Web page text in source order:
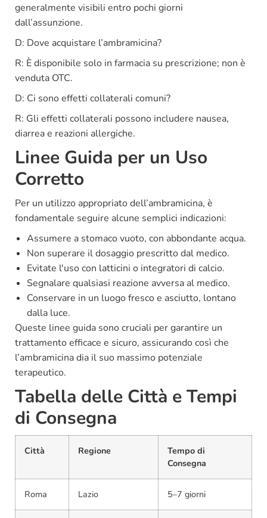
generalmente visibili entro pochi giorni
dall’assunzione.
D: Dove acquistare l’ambramicina?
R: È disponibile solo in farmacia su prescrizione; non è
venduta OTC.
D: Ci sono effetti collaterali comuni?
R: Gli effetti collaterali possono includere nausea,
diarrea e reazioni allergiche.
Linee Guida per un Uso
Corretto
Per un utilizzo appropriato dell’ambramicina, è
fondamentale seguire alcune semplici indicazioni:
Assumere a stomaco vuoto, con abbondante acqua.
Non superare il dosaggio prescritto dal medico.
Evitate l'uso con latticini o integratori di calcio.
Segnalare qualsiasi reazione avversa al medico.
Conservare in un luogo fresco e asciutto, lontano
dalla luce.
Queste linee guida sono cruciali per garantire un
trattamento efficace e sicuro, assicurando così che
l’ambramicina dia il suo massimo potenziale
terapeutico.
Tabella delle Città e Tempi
di Consegna
Città Regione
Tempo di
Consegna
Roma Lazio 5–7 giorni